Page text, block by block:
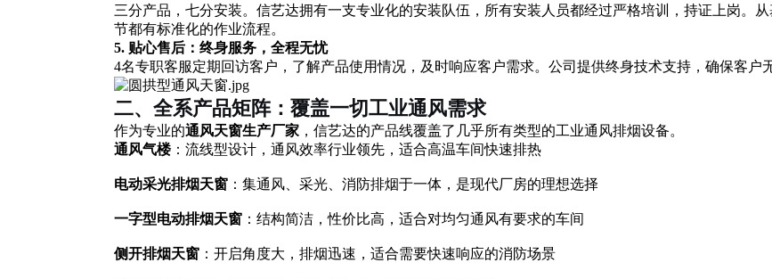
三分产品，七分安装。信艺达拥有一支专业化的安装队伍，所有安装人员都经过严格培训，持证上岗。
节都有标准化的作业流程。
5. 贴心售后：终身服务，全程无忧
4名专职客服定期回访客户，了解产品使用情况，及时响应客户需求。公司提供终身技术支持，确保客户
二、全系产品矩阵：覆盖一切工业通风需求
作为专业的通风天窗生产厂家 ，信艺达的产品线覆盖了几乎所有类型的工业通风排烟设备。
通风气楼：流线型设计，通风效率行业领先，适合高温车间快速排热
电动采光排烟天窗 ：集通风、采光、消防排烟于一体，是现代厂房的理想选择
一字型电动排烟天窗 ：结构简洁，性价比高，适合对均匀通风有要求的车间
侧开排烟天窗 ：开启角度大，排烟迅速，适合需要快速响应的消防场景